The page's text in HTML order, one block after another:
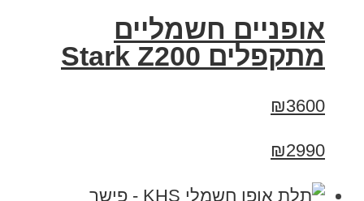
‏אופניים חשמליים
‏מתקפלים Stark Z200
₪3600
₪2990